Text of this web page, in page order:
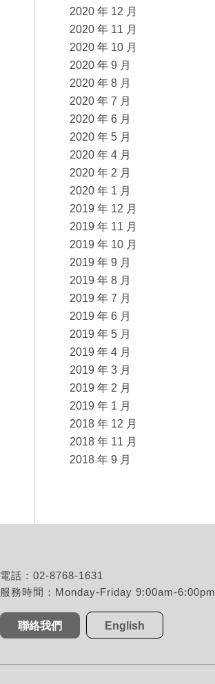
2020 年 12 月
2020 年 11 月
2020 年 10 月
2020 年 9 月
2020 年 8 月
2020 年 7 月
2020 年 6 月
2020 年 5 月
2020 年 4 月
2020 年 2 月
2020 年 1 月
2019 年 12 月
2019 年 11 月
2019 年 10 月
2019 年 9 月
2019 年 8 月
2019 年 7 月
2019 年 6 月
2019 年 5 月
2019 年 4 月
2019 年 3 月
2019 年 2 月
2019 年 1 月
2018 年 12 月
2018 年 11 月
2018 年 9 月
電話：02-8768-1631
服務時間：Monday-Friday 9:00am-6:00pm
聯絡我們 English